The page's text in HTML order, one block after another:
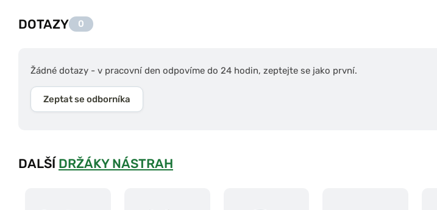
DOTAZY 0
Žádné dotazy - v pracovní den odpovíme do 24 hodin, zeptejte se jako první.
Zeptat se odborníka
DALŠÍ DRŽÁKY NÁSTRAH